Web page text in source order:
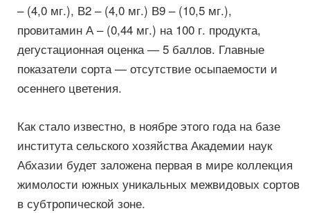
– (4,0 мг.), В2 – (4,0 мг.) В9 – (10,5 мг.),
провитамин А – (0,44 мг.) на 100 г. продукта,
дегустационная оценка — 5 баллов. Главные
показатели сорта — отсутствие осыпаемости и
осеннего цветения.
Как стало известно, в ноябре этого года на базе
института сельского хозяйства Академии наук
Абхазии будет заложена первая в мире коллекция
жимолости южных уникальных межвидовых сортов
в субтропической зоне.